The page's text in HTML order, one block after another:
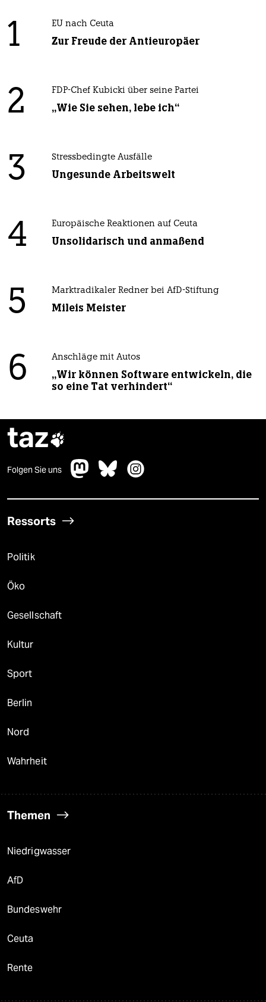
1 EU nach Ceuta
Zur Freude der Antieuropäer
2 FDP-Chef Kubicki über seine Partei
„Wie Sie sehen, lebe ich“
3 Stressbedingte Ausfälle
Ungesunde Arbeitswelt
4 Europäische Reaktionen auf Ceuta
Unsolidarisch und anmaßend
5 Marktradikaler Redner bei AfD-Stiftung
Mileis Meister
6 Anschläge mit Autos
„Wir können Software entwickeln, die
so eine Tat verhindert“
taz
Folgen Sie uns
Ressorts
Politik
Öko
Gesellschaft
Kultur
Sport
Berlin
Nord
Wahrheit
Themen
Niedrigwasser
AfD
Bundeswehr
Ceuta
Rente